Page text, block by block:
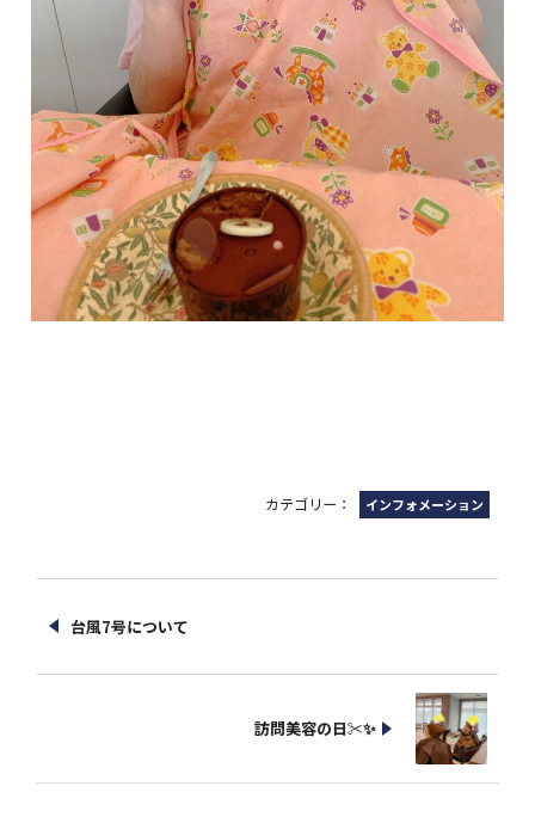
カテゴリー： インフォメーション
台風7号について
訪問美容の日✂✨